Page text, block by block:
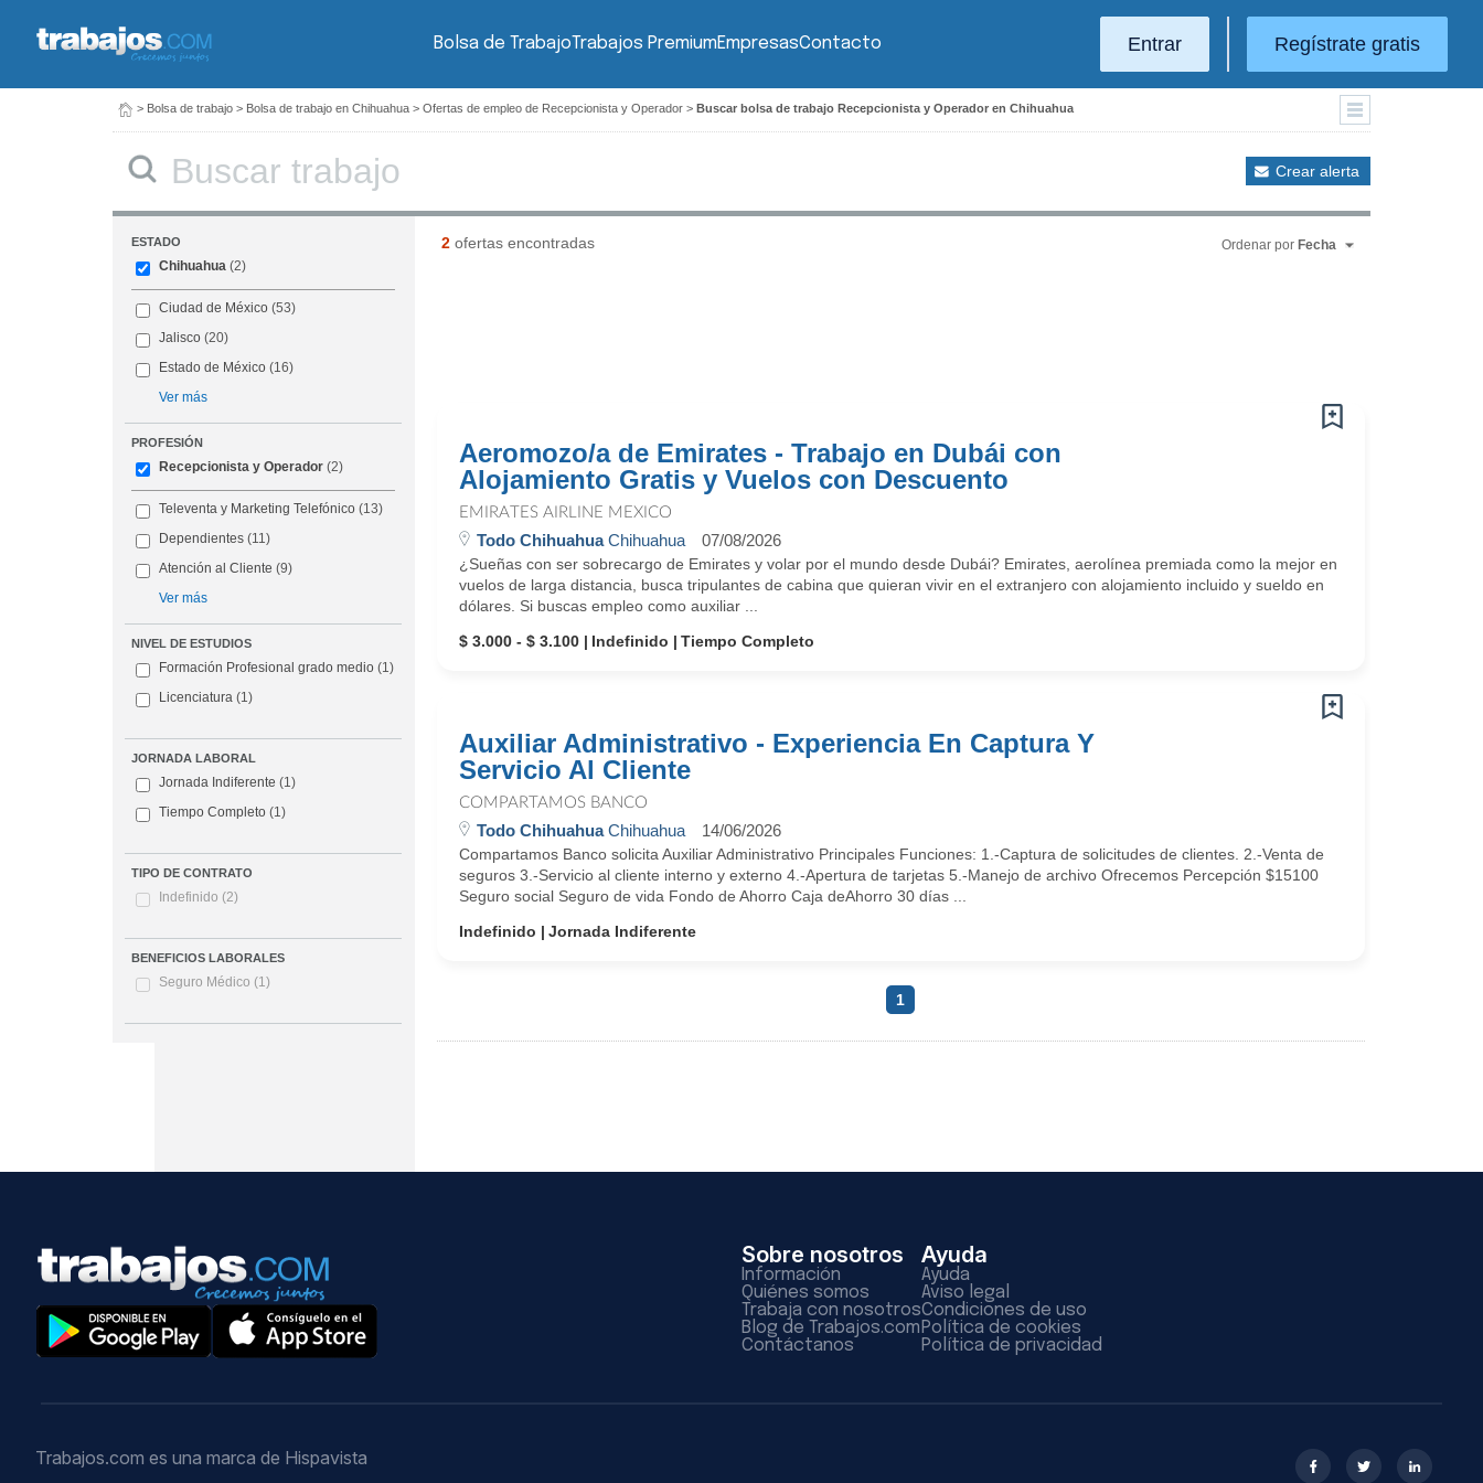
Bolsa de TrabajoTrabajos PremiumEmpresasContacto Entrar Regístrate gratis
> Bolsa de trabajo > Bolsa de trabajo en Chihuahua > Ofertas de empleo de Recepcionista y Operador > Buscar bolsa de trabajo Recepcionista y Operador en Chihuahua
Crear alerta
ESTADO
Chihuahua (2)
Ciudad de México (53)
Jalisco (20)
Estado de México (16)
Ver más
PROFESIÓN
Recepcionista y Operador (2)
Televenta y Marketing Telefónico (13)
Dependientes (11)
Atención al Cliente (9)
Ver más
NIVEL DE ESTUDIOS
Formación Profesional grado medio (1)
Licenciatura (1)
JORNADA LABORAL
Jornada Indiferente (1)
Tiempo Completo (1)
TIPO DE CONTRATO
Indefinido (2)
BENEFICIOS LABORALES
Seguro Médico (1)
2ofertas encontradas Ordenar por Fecha
Aeromozo/a de Emirates - Trabajo en Dubái con
Alojamiento Gratis y Vuelos con Descuento
EMIRATES AIRLINE MEXICO
Todo ChihuahuaChihuahua 07/08/2026
¿Sueñas con ser sobrecargo de Emirates y volar por el mundo desde Dubái? Emirates, aerolínea premiada como la mejor en
vuelos de larga distancia, busca tripulantes de cabina que quieran vivir en el extranjero con alojamiento incluido y sueldo en
dólares. Si buscas empleo como auxiliar ...
$ 3.000 - $ 3.100
Indefinido Tiempo Completo
Auxiliar Administrativo - Experiencia En Captura Y
Servicio Al Cliente
COMPARTAMOS BANCO
Todo ChihuahuaChihuahua 14/06/2026
Compartamos Banco solicita Auxiliar Administrativo Principales Funciones: 1.-Captura de solicitudes de clientes. 2.-Venta de
seguros 3.-Servicio al cliente interno y externo 4.-Apertura de tarjetas 5.-Manejo de archivo Ofrecemos Percepción $15100
Seguro social Seguro de vida Fondo de Ahorro Caja deAhorro 30 días ...
Indefinido
Jornada Indiferente
1
Sobre nosotros
Información
Quiénes somos
Trabaja con nosotros
Blog de Trabajos.com
Contáctanos
Ayuda
Ayuda
Aviso legal
Condiciones de uso
Política de cookies
Política de privacidad
Trabajos.com es una marca de Hispavista